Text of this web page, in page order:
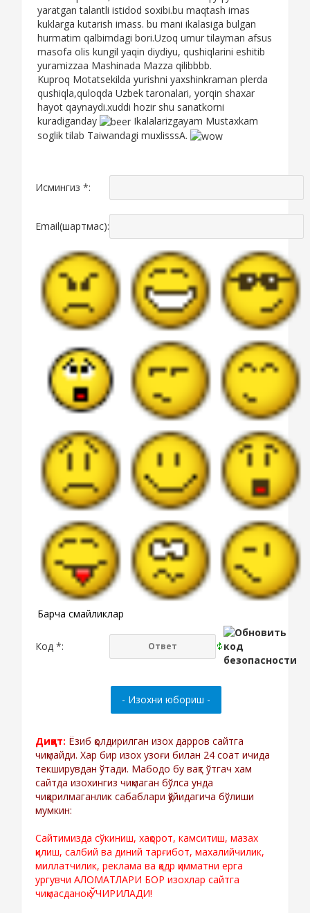
yaratgan talantli istidod soxibi.bu maqtash imas
kuklarga kutarish imass. bu mani ikalasiga bulgan
hurmatim qalbimdagi bori.Uzoq umur tilayman afsus
masofa olis kungil yaqin diydiyu, qushiqlarini eshitib
yuramizzaa Mashinada Mazza qilibbbb.
Kuproq Motatsekilda yurishni yaxshinkraman plerda
qushiqla,quloqda Uzbek taronalari, yorqin shaxar
hayot qaynaydi.xuddi hozir shu sanatkorni
kuradiganday
Ikalalarizgayam Mustaxkam
soglik tilab Taiwandagi muxlisssA.
Исмингиз *:
Email(шартмас):
Барча смайликлар
Код *:
Диққат: Ёзиб қолдирилган изох дарров сайтга
чиқмайди. Хар бир изох узоғи билан 24 соат ичида
текширувдан ўтади. Мабодо бу вақт ўтгач хам
сайтда изохингиз чиқмаган бўлса унда
чиқарилмаганлик сабаблари қўйидагича бўлиши
мумкин:
Сайтимизда сўкиниш, хақорот, камситиш, мазах
қилиш, салбий ва диний тарғибот, махалийчилик,
миллатчилик, реклама ва қадр қимматни ерга
ургувчи АЛОМАТЛАРИ БОР изохлар сайтга
чиқмасданоқ ЎЧИРИЛАДИ!